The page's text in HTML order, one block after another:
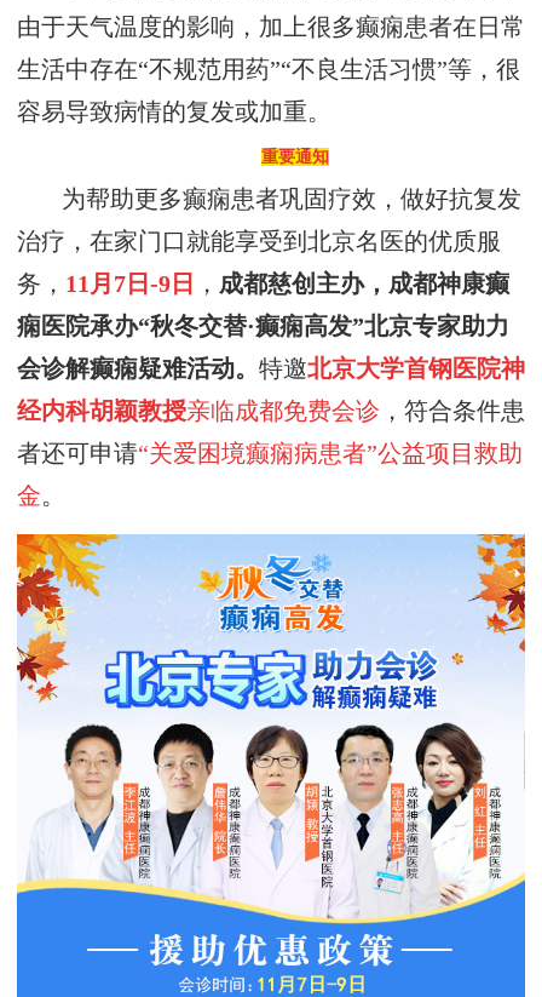
由于天气温度的影响，加上很多癫痫患者在日常
生活中存在“不规范用药”“不良生活习惯”等，很
容易导致病情的复发或加重。
重要通知
为帮助更多癫痫患者巩固疗效，做好抗复发
治疗， 在家门口就能享受到北京名医的优质服
务， 11月7日-9日 ， 成都慈创 主办， 成都神康癫
痫医院承办“秋冬交替·癫痫高发”北京专家助力
会诊解癫痫疑难活动。 特邀北京大学首钢医院神
经内科胡颖教授亲临成都免费会诊 ，符合条件患
者还可申请“关爱困境癫痫病患者”公益项目救助
金。